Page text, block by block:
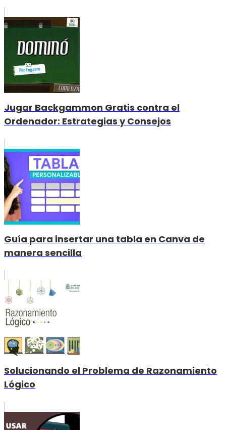
Jugar Backgammon Gratis contra el
Ordenador: Estrategias y Consejos
Guía para insertar una tabla en Canva de
manera sencilla
Solucionando el Problema de Razonamiento
Lógico